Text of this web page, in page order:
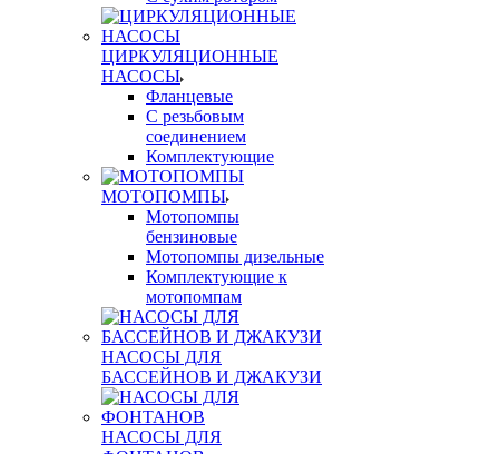
ЦИРКУЛЯЦИОННЫЕ
НАСОСЫ
Фланцевые
С резьбовым
соединением
Комплектующие
МОТОПОМПЫ
Мотопомпы
бензиновые
Мотопомпы дизельные
Комплектующие к
мотопомпам
НАСОСЫ ДЛЯ
БАССЕЙНОВ И ДЖАКУЗИ
НАСОСЫ ДЛЯ